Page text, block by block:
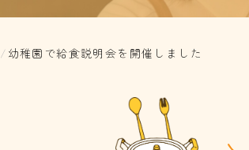
/ 幼稚園で給食説明会を開催しました